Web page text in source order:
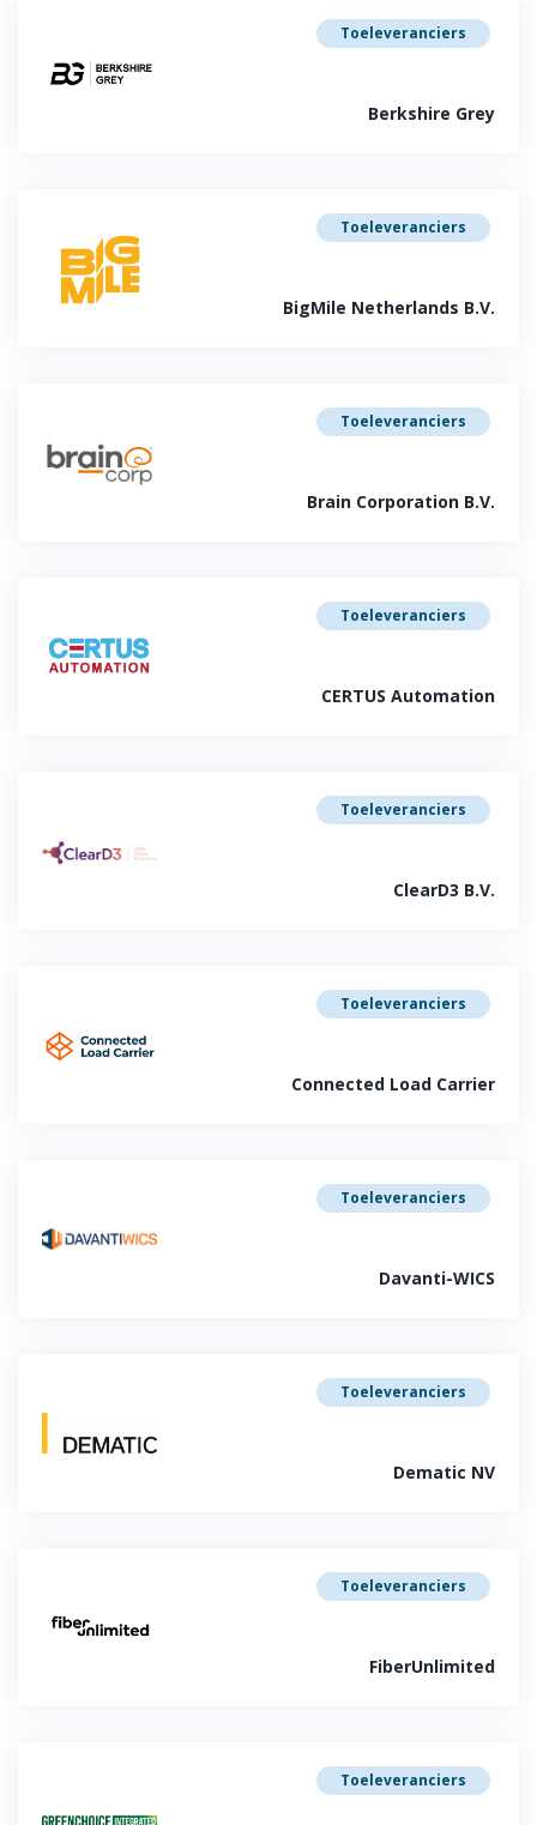
Toeleveranciers
Berkshire Grey
Toeleveranciers
BigMile Netherlands B.V.
Toeleveranciers
Brain Corporation B.V.
Toeleveranciers
CERTUS Automation
Toeleveranciers
ClearD3 B.V.
Toeleveranciers
Connected Load Carrier
Toeleveranciers
Davanti-WICS
Toeleveranciers
Dematic NV
Toeleveranciers
FiberUnlimited
Toeleveranciers